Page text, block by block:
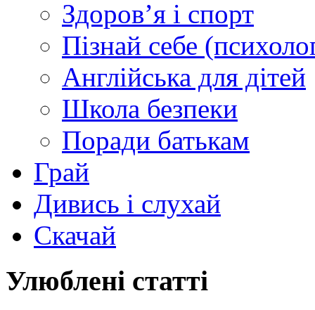
Здоров’я і спорт
Пізнай себе
Англійська для дітей
Школа безпеки
Поради батькам
Грай
Дивись і слухай
Скачай
Улюблені статті